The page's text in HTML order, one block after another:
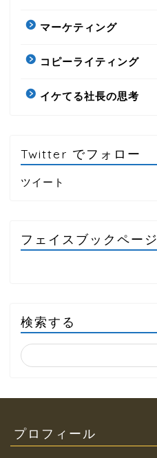
マーケティング
コピーライティング
イケてる社長の思考
Twitter でフォロー
ツイート
フェイスブックページ
検索する
プロフィール